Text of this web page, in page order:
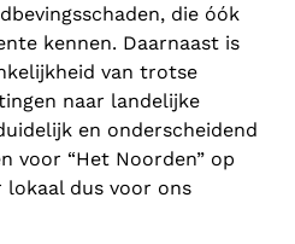
die óók
kennen. Daarnaast is
van trotse
naar landelijke
en onderscheidend
voor “Het Noorden” op
lokaal dus voor ons